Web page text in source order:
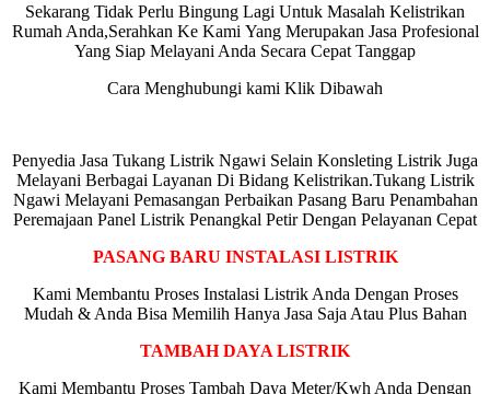
Sekarang Tidak Perlu Bingung Lagi Untuk Masalah Kelistrikan
Rumah Anda,Serahkan Ke Kami Yang Merupakan Jasa Profesional
Yang Siap Melayani Anda Secara Cepat Tanggap
Cara Menghubungi kami Klik Dibawah
Penyedia Jasa Tukang Listrik Ngawi Selain Konsleting Listrik Juga
Melayani Berbagai Layanan Di Bidang Kelistrikan.Tukang Listrik
Ngawi Melayani Pemasangan Perbaikan Pasang Baru Penambahan
Peremajaan Panel Listrik Penangkal Petir Dengan Pelayanan Cepat
PASANG BARU INSTALASI LISTRIK
Kami Membantu Proses Instalasi Listrik Anda Dengan Proses
Mudah & Anda Bisa Memilih Hanya Jasa Saja Atau Plus Bahan
TAMBAH DAYA LISTRIK
Kami Membantu Proses Tambah Daya Meter/Kwh Anda Dengan